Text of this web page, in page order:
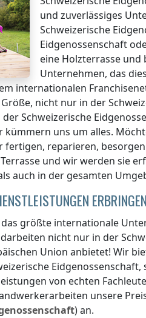
und zuverlässiges
Schweizerische
Eidgenossenschaft
eine Holzterrasse
Unternehmen, das
internationalen
nicht nur in der
Schweizerische
kümmern uns um alles.
fertigen, reparieren,
und wir werden sie
auch in der gesamten
ERBRINGEN
größte internationale
nicht nur in der
Union anbietet! Wir
Eidgenossenschaft,
von echten
unsere
) an.